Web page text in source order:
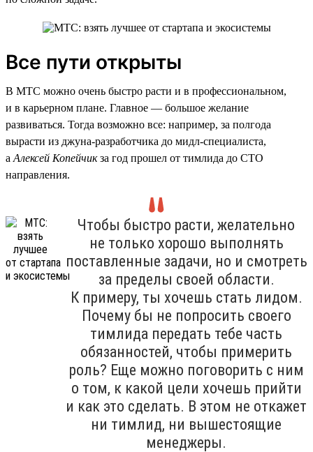
Все пути открыты
В МТС можно очень быстро расти и в профессиональном,
и в карьерном плане. Главное — большое желание
развиваться. Тогда возможно все: например, за полгода
вырасти из джуна-разработчика до мидл-специалиста,
а Алексей Копейчикза год прошел от тимлида до CTO
направления.
Чтобы быстро расти, желательно
не только хорошо выполнять
поставленные задачи, но и смотреть
за пределы своей области.
К примеру, ты хочешь стать лидом.
Почему бы не попросить своего
тимлида передать тебе часть
обязанностей, чтобы примерить
роль? Еще можно поговорить с ним
о том, к какой цели хочешь прийти
и как это сделать. В этом не откажет
ни тимлид, ни вышестоящие
менеджеры.